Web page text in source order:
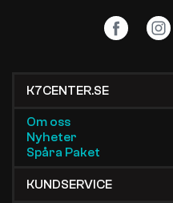
K7CENTER.SE
Om oss
Nyheter
Spåra Paket
KUNDSERVICE